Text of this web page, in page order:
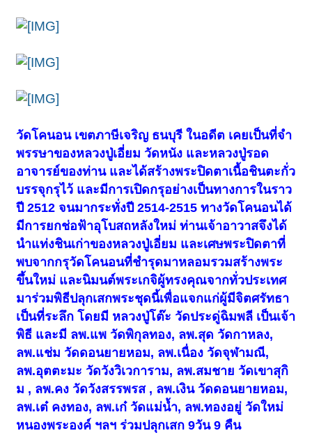
วัดโคนอน เขตภาษีเจริญ ธนบุรี ในอดีต เคยเป็นที่จำ
พรรษาของหลวงปู่เอี่ยม วัดหนัง และหลวงปู่รอด
อาจารย์ของท่าน และได้สร้างพระปิดตาเนื้อชินตะกั่ว
บรรจุกรุไว้ และมีการเปิดกรุอย่างเป็นทางการในราว
ปี 2512 จนมากระทั่งปี 2514-2515 ทางวัดโคนอนได้
มีการยกช่อฟ้าอุโบสถหลังใหม่ ท่านเจ้าอาวาสจึงได้
นำแท่งชินเก่าของหลวงปู่เอี่ยม และเศษพระปิดตาที่
พบจากกรุวัดโคนอนที่ชำรุดมาหลอมรวมสร้างพระ
ขึ้นใหม่ และนิมนต์พระเกจิผู้ทรงคุณจากทั่วประเทศ
มาร่วมพิธีปลุกเสกพระชุดนี้เพื่อแจกแก่ผู้มีจิตศรัทธา
เป็นที่ระลึก โดยมี หลวงปู่โต๊ะ วัดประดู่ฉิมพลี เป็นเจ้า
พิธี และมี ลพ.แพ วัดพิกุลทอง, ลพ.สุด วัดกาหลง,
ลพ.แช่ม วัดดอนยายหอม, ลพ.เนื่อง วัดจุฬามณี,
ลพ.อุตตะมะ วัดวังวิเวการาม, ลพ.สมชาย วัดเขาสุกิ
ม , ลพ.คง วัดวังสรรพรส , ลพ.เงิน วัดดอนยายหอม,
ลพ.เต๋ คงทอง, ลพ.เก๋ วัดแม่น้ำ, ลพ.ทองอยู่ วัดใหม่
หนองพระองค์ ฯลฯ ร่วมปลุกเสก 9วัน 9 คืน